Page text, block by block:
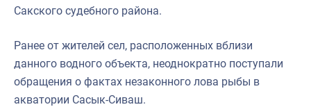
Сакского судебного района.
Ранее от жителей сел, расположенных вблизи
данного водного объекта, неоднократно поступали
обращения о фактах незаконного лова рыбы в
акватории Сасык-Сиваш.